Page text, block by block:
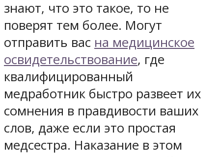
знают, что это такое, то не
поверят тем более. Могут
отправить вас на медицинское
освидетельствование, где
квалифицированный
медработник быстро развеет их
сомнения в правдивости ваших
слов, даже если это простая
медсестра. Наказание в этом